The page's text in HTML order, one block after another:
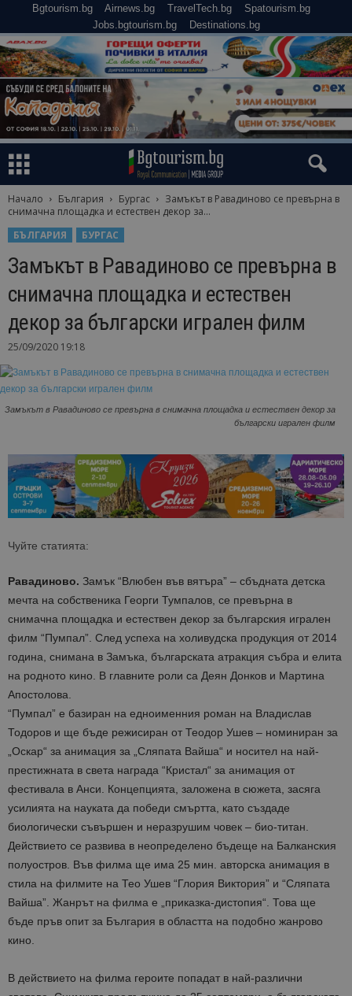
Bgtourism.bg Airnews.bg TravelTech.bg
Spatourism.bg
Jobs.bgtourism.bg
Destinations.bg
Начало България Бургас
Замъкът в Равадиново се превърна в
снимачна площадка и естествен декор за...
БЪЛГАРИЯ
БУРГАС
Замъкът в Равадиново се превърна в
снимачна площадка и естествен
декор за български игрален филм
25/09/2020 19:18
Замъкът в Равадиново се превърна в снимачна площадка и естествен декор за
български игрален филм
Чуйте статията:
Равадиново. Замък “Влюбен във вятъра” – сбъдната детска
мечта на собственика Георги Тумпалов, се превърна в
снимачна площадка и естествен декор за българския игрален
филм “Пумпал”. След успеха на холивудска продукция от 2014
година, снимана в Замъка, българската атракция събра и елита
на родното кино. В главните роли са Деян Донков и Мартина
Апостолова.
“Пумпал” е базиран на едноименния роман на Владислав
Тодоров и ще бъде режисиран от Теодор Ушев – номиниран за
„Оскар“ за анимация за „Сляпата Вайша“ и носител на най-
престижната в света награда “Кристал“ за анимация от
фестивала в Анси. Концепцията, заложена в сюжета, засяга
усилията на науката да победи смъртта, като създаде
биологически съвършен и неразрушим човек – био-титан.
Действието се развива в неопределено бъдеще на Балканския
полуостров. Във филма ще има 25 мин. авторска анимация в
стила на филмите на Тео Ушев “Глория Виктория” и “Сляпата
Вайша”. Жанрът на филма е „приказка-дистопия“. Това ще
бъде пръв опит за България в областта на подобно жанрово
кино.
В действието на филма героите попадат в най-различни